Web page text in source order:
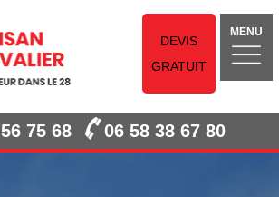
DEVIS
GRATUIT
MENU
75 68 06 58 38 67 80